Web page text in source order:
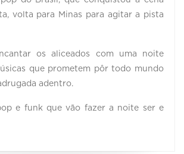
volta para Minas para agitar a pista
os aliceados com uma noite
que prometem pôr todo mundo
adentro.
e funk que vão fazer a noite ser e